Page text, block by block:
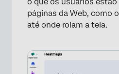
páginas da Web, como
até onde rolam a tela.